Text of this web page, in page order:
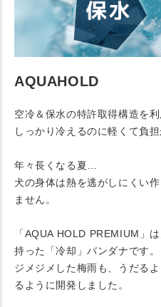
AQUAHOLD
空冷＆保水の特許取得構造を
しっかり冷えるのに軽くて負担
年々長くなる夏…
犬の身体は熱を逃がしにくい
ません。
「AQUA HOLD PREMIUM」
持った「冷却」バンダナです。
ジメジメした梅雨も、うだる
るように開発しました。